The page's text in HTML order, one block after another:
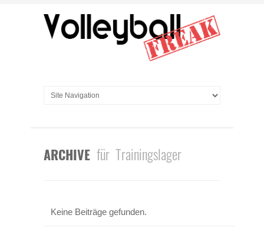
ARCHIVE für Trainingslager
Keine Beiträge gefunden.